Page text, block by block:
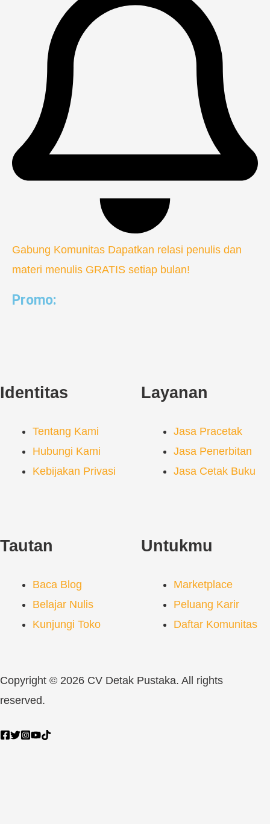
Gabung Komunitas Dapatkan relasi penulis dan
materi menulis GRATIS setiap bulan!
Promo:
Identitas
Tentang Kami
Hubungi Kami
Kebijakan Privasi
Layanan
Jasa Pracetak
Jasa Penerbitan
Jasa Cetak Buku
Tautan
Baca Blog
Belajar Nulis
Kunjungi Toko
Untukmu
Marketplace
Peluang Karir
Daftar Komunitas
Copyright © 2026 CV Detak Pustaka. All rights
reserved.